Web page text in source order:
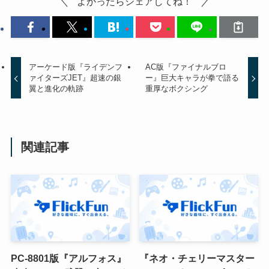
アーケード版『ライデンフ
ァイターズJET』超速の銀
翼と進化の軌跡
AC版『ファイナルブロ
ー』巨大キャラが拳で語る
重厚なボクシング
関連記事
PC-8801版『アルフォス』
『ネオ・チェリーマスター